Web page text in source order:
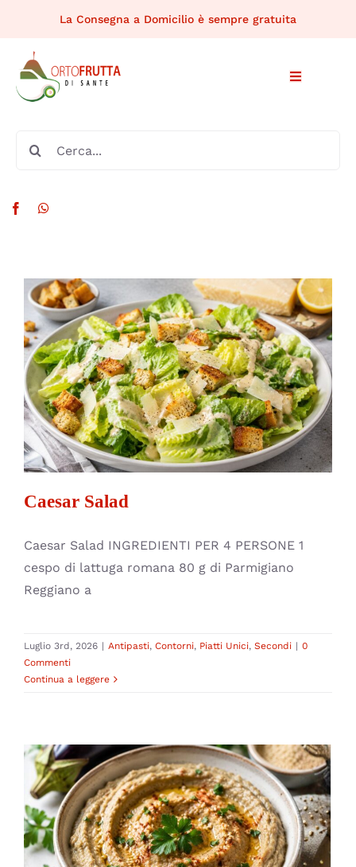
contenuto
La Consegna a Domicilio è sempre gratuita
Toggle
RICETTE
CONTATTI
Caesar Salad
Antipasti Contorni Piatti Unici Secondi
Caesar Salad
Caesar Salad INGREDIENTI PER 4 PERSONE 1
cespo di lattuga romana 80 g di Parmigiano
Reggiano a
Luglio 3rd, 2026 | Antipasti, Contorni, Piatti Unici, Secondi | 0
Commenti
Continua a leggere
Hummus di melanzane